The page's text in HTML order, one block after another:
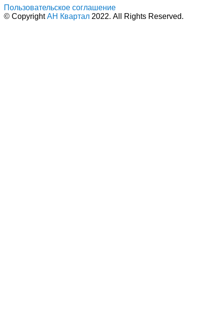
Пользовательское соглашение
© CopyrightАН Квартал 2022. All Rights Reserved.